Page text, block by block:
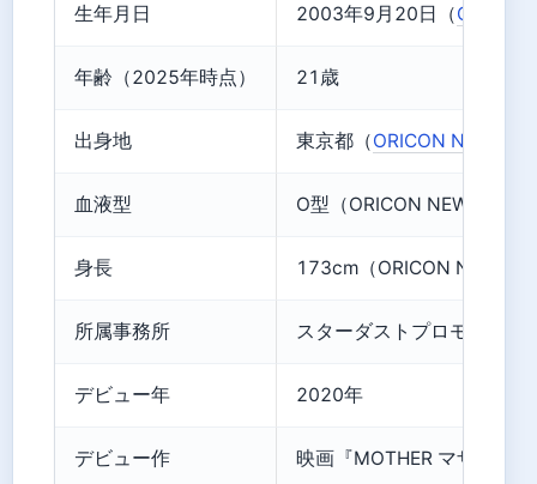
生年月日 2003年9月20日（
年齢（2025年時点） 21歳
出身地 東京都（ORICON NEWS
血液型 O型（ORICON NEWS）
身長 173cm（ORICON NEWS）
所属事務所 スターダストプロモーショ
デビュー年 2020年
デビュー作 映画『MOTHER マザー』